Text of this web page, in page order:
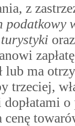
z
podatkowy
lub ma
trzeciej,
cenę